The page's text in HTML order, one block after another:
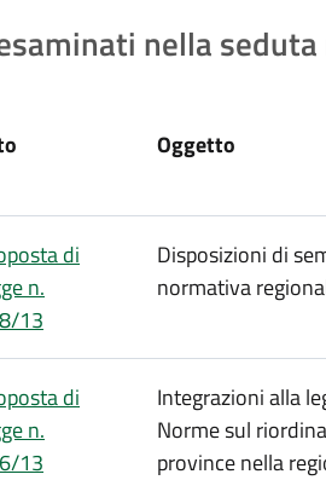
nella
Oggetto
di
n.
13
Disposizioni di
normativa
di
n.
13
Integrazioni alla
Norme sul
province nella